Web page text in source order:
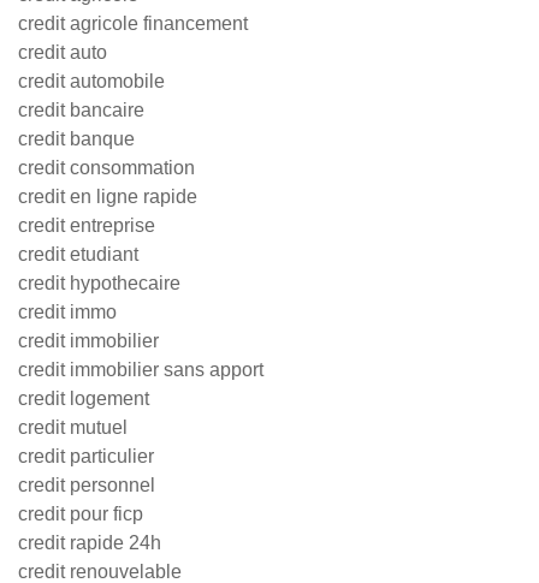
credit agricole financement
credit auto
credit automobile
credit bancaire
credit banque
credit consommation
credit en ligne rapide
credit entreprise
credit etudiant
credit hypothecaire
credit immo
credit immobilier
credit immobilier sans apport
credit logement
credit mutuel
credit particulier
credit personnel
credit pour ficp
credit rapide 24h
credit renouvelable